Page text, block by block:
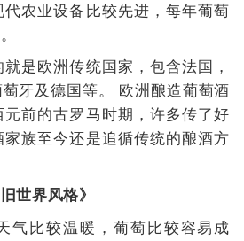
农业设备比较先进，每年葡萄
是欧洲传统国家，包含法国，
牙及德国等。 欧洲酿造葡萄酒
前的古罗马时期，许多传了好
族至今还是追循传统的酿酒方
世界风格》
气比较温暖，葡萄比较容易成